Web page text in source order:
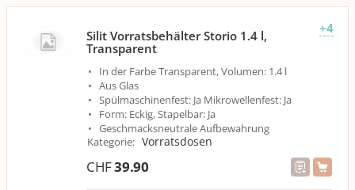
+4
Silit Vorratsbehälter Storio 1.4 l,
Transparent
In der Farbe Transparent, Volumen: 1.4 l
Aus Glas
Spülmaschinenfest: Ja Mikrowellenfest: Ja
Form: Eckig, Stapelbar: Ja
Geschmacksneutrale Aufbewahrung
Kategorie: Vorratsdosen
CHF39.90